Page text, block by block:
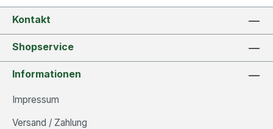
nachhaltigen Stabkerzen aus Rapswachs im 3er
Set dabei Licht und Gemütlichkeit ins Haus. Maße:
unbeaufsichtigt lassen! Mehr über den
Hersteller Lichtbringer Company erfahren.
Kontakt
Shopservice
Informationen
Impressum
Versand / Zahlung